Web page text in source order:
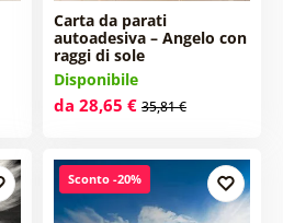
Carta da parati
autoadesiva – Angelo con
raggi di sole
Disponibile
da 28,65 € 35,81 €
Sconto -20%